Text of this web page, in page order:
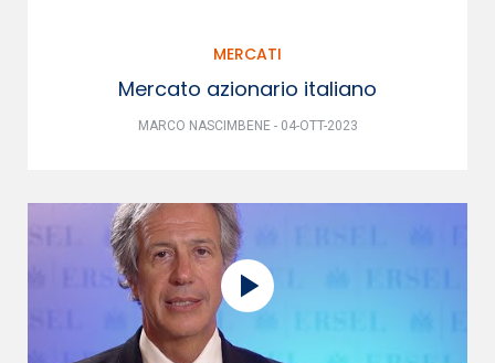
MERCATI
Mercato azionario italiano
MARCO NASCIMBENE - 04-OTT-2023